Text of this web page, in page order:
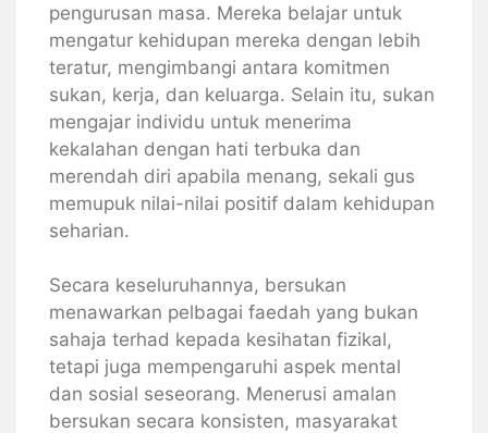
pengurusan masa. Mereka belajar untuk
mengatur kehidupan mereka dengan lebih
teratur, mengimbangi antara komitmen
sukan, kerja, dan keluarga. Selain itu, sukan
mengajar individu untuk menerima
kekalahan dengan hati terbuka dan
merendah diri apabila menang, sekali gus
memupuk nilai-nilai positif dalam kehidupan
seharian.
Secara keseluruhannya, bersukan
menawarkan pelbagai faedah yang bukan
sahaja terhad kepada kesihatan fizikal,
tetapi juga mempengaruhi aspek mental
dan sosial seseorang. Menerusi amalan
bersukan secara konsisten, masyarakat